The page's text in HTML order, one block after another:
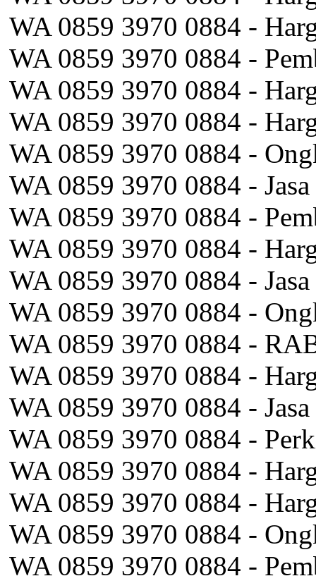
WA 0859 3970 0884 -
WA 0859 3970 0884 -
WA 0859 3970 0884 -
WA 0859 3970 0884 -
WA 0859 3970 0884 -
WA 0859 3970 0884 -
WA 0859 3970 0884 -
WA 0859 3970 0884 -
WA 0859 3970 0884 -
WA 0859 3970 0884 -
WA 0859 3970 0884 -
WA 0859 3970 0884 -
WA 0859 3970 0884 -
WA 0859 3970 0884 -
WA 0859 3970 0884 -
WA 0859 3970 0884 -
WA 0859 3970 0884 -
WA 0859 3970 0884 -